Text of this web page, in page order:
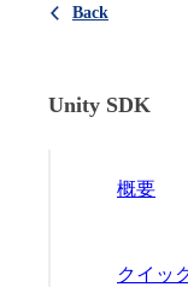
Back
Unity SDK
概要
クイッ